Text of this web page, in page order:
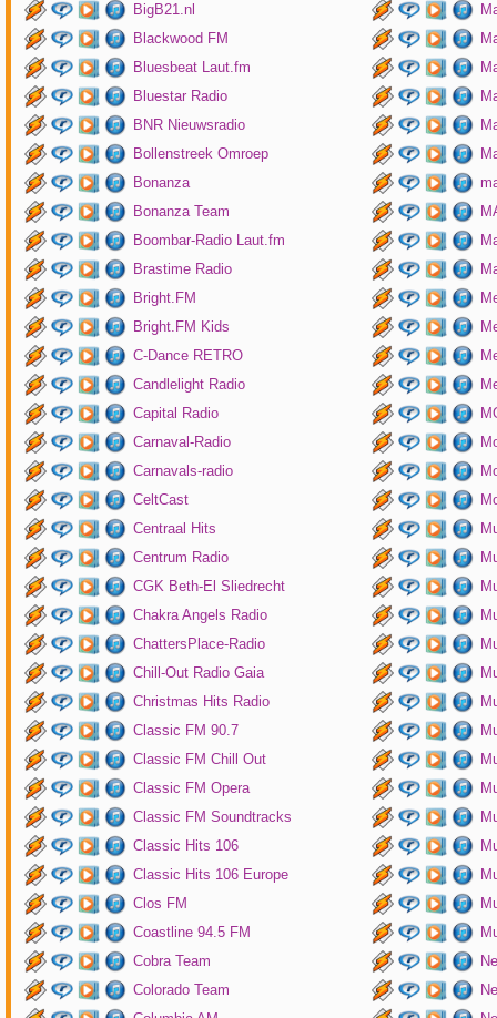
BigB21.nl
Blackwood FM
Bluesbeat Laut.fm
Bluestar Radio
BNR Nieuwsradio
Bollenstreek Omroep
Bonanza
Bonanza Team
Boombar-Radio Laut.fm
Brastime Radio
Bright.FM
Bright.FM Kids
C-Dance RETRO
Candlelight Radio
Capital Radio
Carnaval-Radio
Carnavals-radio
CeltCast
Centraal Hits
Centrum Radio
CGK Beth-El Sliedrecht
Chakra Angels Radio
ChattersPlace-Radio
Chill-Out Radio Gaia
Christmas Hits Radio
Classic FM 90.7
Classic FM Chill Out
Classic FM Opera
Classic FM Soundtracks
Classic Hits 106
Classic Hits 106 Europe
Clos FM
Coastline 94.5 FM
Cobra Team
Colorado Team